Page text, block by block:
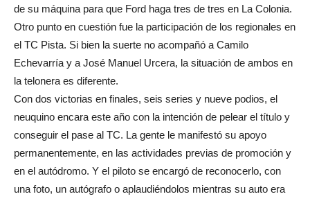
de su máquina para que Ford haga tres de tres en La Colonia.
Otro punto en cuestión fue la participación de los regionales en
el TC Pista. Si bien la suerte no acompañó a Camilo
Echevarría y a José Manuel Urcera, la situación de ambos en
la telonera es diferente.
Con dos victorias en finales, seis series y nueve podios, el
neuquino encara este año con la intención de pelear el título y
conseguir el pase al TC. La gente le manifestó su apoyo
permanentemente, en las actividades previas de promoción y
en el autódromo. Y el piloto se encargó de reconocerlo, con
una foto, un autógrafo o aplaudiéndolos mientras su auto era